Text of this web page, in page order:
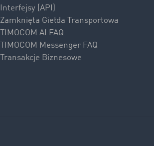
Interfejsy (API)
Zamknięta Giełda Transportowa
TIMOCOM AI FAQ
TIMOCOM Messenger FAQ
Transakcje Biznesowe